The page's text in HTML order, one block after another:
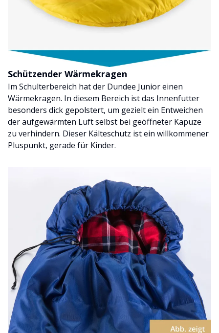
Schützender Wärmekragen
Im Schulterbereich hat der Dundee Junior einen
Wärmekragen. In diesem Bereich ist das Innenfutter
besonders dick gepolstert, um gezielt ein Entweichen
der aufgewärmten Luft selbst bei geöffneter Kapuze
zu verhindern. Dieser Kälteschutz ist ein willkommener
Pluspunkt, gerade für Kinder.